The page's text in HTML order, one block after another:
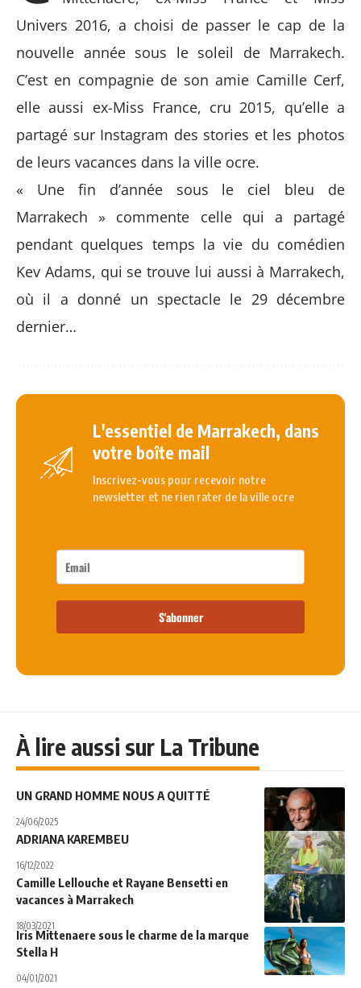
Univers 2016, a choisi de passer le cap de la
nouvelle année sous le soleil de Marrakech.
C’est en compagnie de son amie Camille Cerf,
elle aussi ex-Miss France, cru 2015, qu’elle a
partagé sur Instagram des stories et les photos
de leurs vacances dans la ville ocre.
« Une fin d’année sous le ciel bleu de
Marrakech » commente celle qui a partagé
pendant quelques temps la vie du comédien
Kev Adams, qui se trouve lui aussi à Marrakech,
où il a donné un spectacle le 29 décembre
dernier…
L'essentiel de Marrakech, dans
votre boîte mail
Inscrivez-vous pour recevoir notre
newsletter et ne rien rater de la ville ocre
S'abonner
À lire aussi sur La Tribune
UN GRAND HOMME NOUS A QUITTÉ
24/06/2025
ADRIANA KAREMBEU
16/12/2022
Camille Lellouche et Rayane Bensetti en
vacances à Marrakech
18/03/2021
Iris Mittenaere sous le charme de la marque
Stella H
04/01/2021